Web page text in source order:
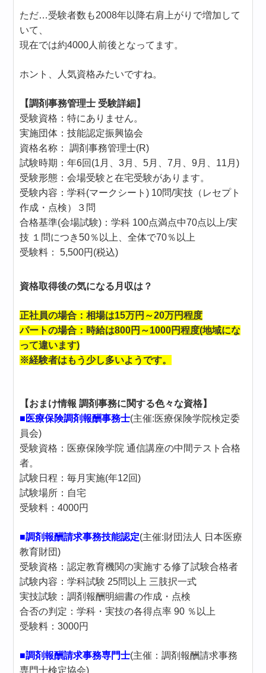
ただ…受験者数も2008年以降右肩上がりで増加して
いて、
現在では約4000人前後となってます。
ホント、人気資格みたいですね。
【調剤事務管理士 受験詳細】
受験資格：特にありません。
実施団体：技能認定振興協会
資格名称： 調剤事務管理士(R)
試験時期：年6回(1月、3月、5月、7月、9月、11月)
受験形態：会場受験と在宅受験があります。
受験内容：学科(マークシート) 10問/実技（レセプト
作成・点検）３問
合格基準(会場試験)：学科 100点満点中70点以上/実
技 １問につき50％以上、全体で70％以上
受験料： 5,500円(税込)
資格取得後の気になる月収は？
正社員の場合：相場は15万円～20万円程度
パートの場合：時給は800円～1000円程度(地域にな
って違います)
※経験者はもう少し多いようです。
【おまけ情報 調剤事務に関する色々な資格】
■医療保険調剤報酬事務士(主催:医療保険学院検定委
員会)
受験資格：医療保険学院 通信講座の中間テスト合格
者。
試験日程：毎月実施(年12回)
試験場所：自宅
受験料：4000円
■調剤報酬請求事務技能認定(主催:財団法人 日本医療
教育財団)
受験資格：認定教育機関の実施する修了試験合格者
試験内容：学科試験 25問以上 三肢択一式
実技試験：調剤報酬明細書の作成・点検
合否の判定：学科・実技の各得点率 90 ％以上
受験料：3000円
■調剤報酬請求事務専門士(主催：調剤報酬請求事務
専門士検定協会)